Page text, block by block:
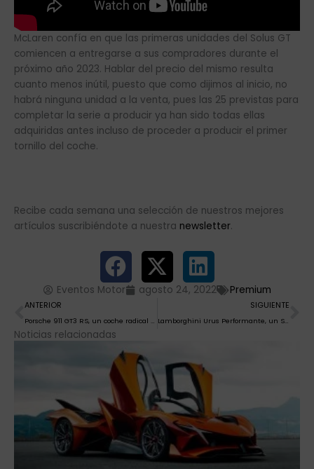
McLaren confía en que las primeras unidades del Solus GT
comiencen a entregarse a sus compradores durante el
próximo año 2023. Hablar del precio del mismo resulta
cuanto menos inútil, puesto que como dijimos al inicio, no
habrá ninguna unidad a la venta, pues las 25 previstas para
completar la serie a producir ya han sido todas ellas
adquiridas antes incluso de proceder a producir el primer
tornillo del coche.
Recibe cada semana una selección de nuestros mejores
artículos suscribiéndote a nuestra newsletter.
Eventos Motor agosto 24, 2022 Premium
Ant
ANTERIOR
Porsche 911 GT3 RS, un coche radical para circuitos… y la carretera.
SIGUIENTE
Lamborghini Urus Performante, un SUV de endiablada potencia
Noticias relacionadas